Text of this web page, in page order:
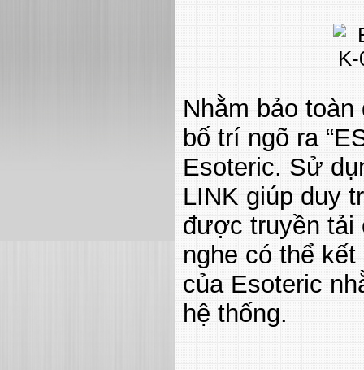
Nhằm bảo
bố trí ngõ ra
Esoteric. Sử
LINK giúp duy
được truyền tải
nghe có thể
của Esoteric
hệ thống.